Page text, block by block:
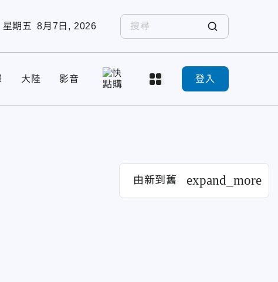
星期五 8月7日, 2026
大陸 影音 登入
由新到舊 expand_more